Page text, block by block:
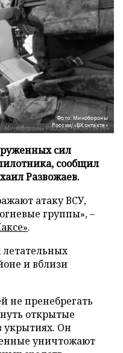
Фото: Минобороны
России/«ВКонтакте»
сил
сообщил
Развожаев.
атаку ВСУ,
группы», –
.
и вблизи
не пренебрегать
открытые
укрытиях. Он
уничтожают